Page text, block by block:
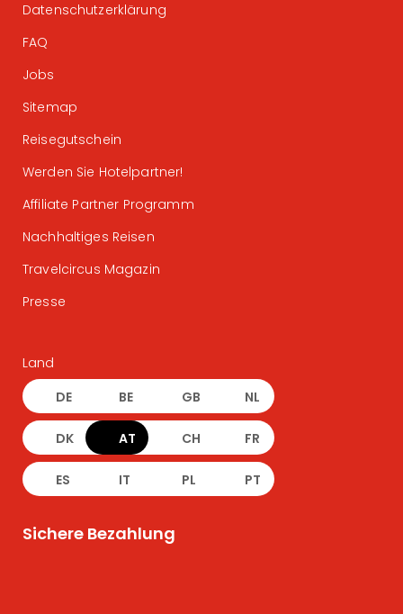
Datenschutzerklärung
FAQ
Jobs
Sitemap
Reisegutschein
Werden Sie Hotelpartner!
Affiliate Partner Programm
Nachhaltiges Reisen
Travelcircus Magazin
Presse
Land
DE BE GB NL
DK AT CH FR
ES IT PL PT
Sichere Bezahlung